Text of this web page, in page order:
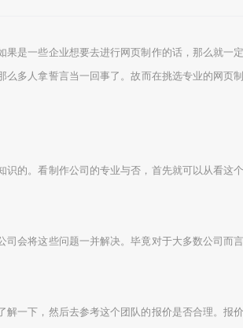
是一些企业想要去进行网页制作的话，那么就一
多人拿誓言当一回事了。故而在挑选专业的网页
。看制作公司的专业与否，首先就可以从看这
将这些问题一并解决。毕竟对于大多数公司而
下，然后去参考这个团队的报价是否合理。报